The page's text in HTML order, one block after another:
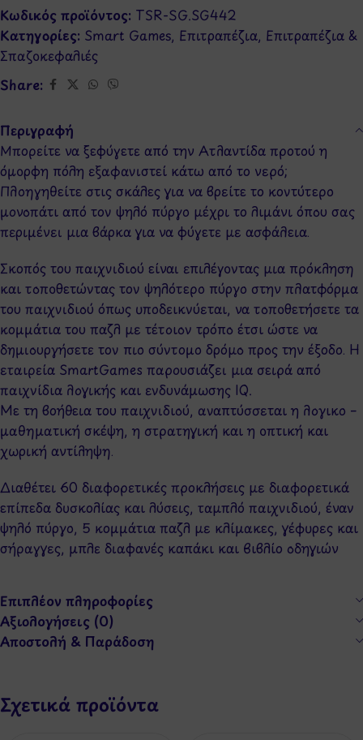
Κωδικός προϊόντος: TSR-SG.SG442
Κατηγορίες: Smart Games, Επιτραπέζια, Επιτραπέζια &
Σπαζοκεφαλιές
Share:
Περιγραφή
Μπορείτε να ξεφύγετε από την Ατλαντίδα προτού η
όμορφη πόλη εξαφανιστεί κάτω από το νερό;
Πλοηγηθείτε στις σκάλες για να βρείτε το κοντύτερο
μονοπάτι από τον ψηλό πύργο μέχρι το λιμάνι όπου σας
περιμένει μια βάρκα για να φύγετε με ασφάλεια.
Σκοπός του παιχνιδιού είναι επιλέγοντας μια πρόκληση
και τοποθετώντας τον ψηλότερο πύργο στην πλατφόρμα
του παιχνιδιού όπως υποδεικνύεται, να τοποθετήσετε τα
κομμάτια του παζλ με τέτοιον τρόπο έτσι ώστε να
δημιουργήσετε τον πιο σύντομο δρόμο προς την έξοδο. Η
εταιρεία SmartGames παρουσιάζει μια σειρά από
παιχνίδια λογικής και ενδυνάμωσης IQ.
Με τη βοήθεια του παιχνιδιού, αναπτύσσεται η λογικο –
μαθηματική σκέψη, η στρατηγική και η οπτική και
χωρική αντίληψη.
Διαθέτει 60 διαφορετικές προκλήσεις με διαφορετικά
επίπεδα δυσκολίας και λύσεις, ταμπλό παιχνιδιού, έναν
ψηλό πύργο, 5 κομμάτια παζλ με κλίμακες, γέφυρες και
σήραγγες, μπλε διαφανές καπάκι και βιβλίο οδηγιών
Επιπλέον πληροφορίες
Αξιολογήσεις (0)
Αποστολή & Παράδοση
Σχετικά προϊόντα